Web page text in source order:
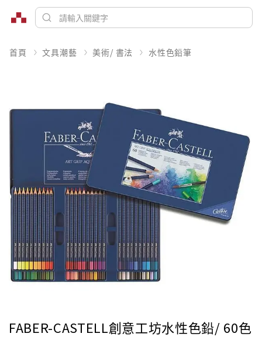
首頁 文具潮藝 美術/ 書法 水性色鉛筆
FABER-CASTELL創意工坊水性色鉛/ 60色